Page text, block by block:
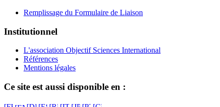
Remplissage du Formulaire de Liaison
Institutionnel
L'association Objectif Sciences International
Références
Mentions légales
Ce site est aussi disponible en :